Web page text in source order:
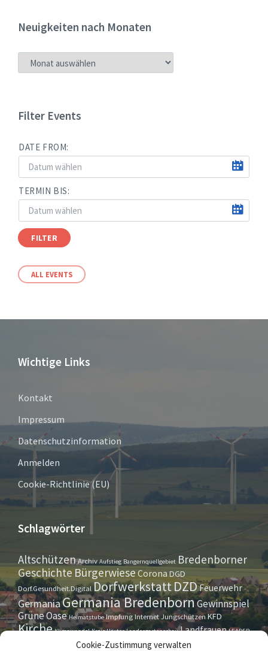
Cookie-Zustimmung verwalten
Neuigkeiten nach Monaten
NEUIGKEITEN
NACH
Filter Events
DATE FROM:
TERMIN BIS:
FILTER
ALL EVENTS
Wichtige Links
Kontakt
Impressum
Datenschutzinformation
Anmelden
Cookie-Richtlinie (EU)
Schlagwörter
AltschützenArchiv Aufstieg Bangernquellgebiet Bredenborner
Geschichte Bürgerwiese CoronaDGD
Dorf.Gesundheit.Digital DorfwerkstattDZDFeuerwehr
GermaniaGermania BredenbornGewinnspiel
Grüne Oase Heimatstube ImpfungInternetJungschützenKFD
Kirche Klimawandel Kreis Höxter Landesgartenschau Landfrauen LEADER
Maurer- u. HandwerkervereinOktoberfest